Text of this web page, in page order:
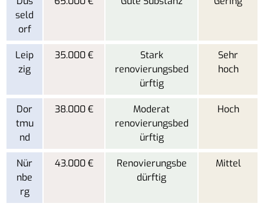
seld
orf
Leip
zig
35.000 €
Stark
renovierungsbed
ürftig
Sehr
hoch
Dor
tmu
nd
38.000 €
Moderat
renovierungsbed
ürftig
Hoch
Nür
nbe
rg
43.000 €
Renovierungsbe
dürftig
Mittel